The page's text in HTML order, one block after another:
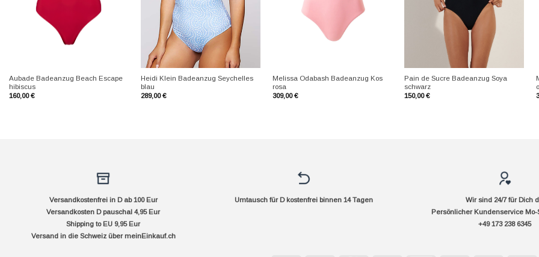
Aubade Badeanzug Beach Escape
hibiscus
160,00€
+
Heidi Klein Badeanzug Seychelles
blau
289,00€
Melissa Odabash Badeanzug Kos
rosa
309,00€
Pain de Sucre Badeanzug Soya
schwarz
150,00€
Versandkostenfrei in D ab 100 Eur
Versandkosten D pauschal 4,95 Eur
Shipping to EU 9,95 Eur
Versand in die Schweiz über meinEinkauf.ch
Umtausch für D kostenfrei binnen 14 Tagen
Wir sind 24/7 für Dich
Persönlicher Kundenservice Mo-
+49 173 238 6345